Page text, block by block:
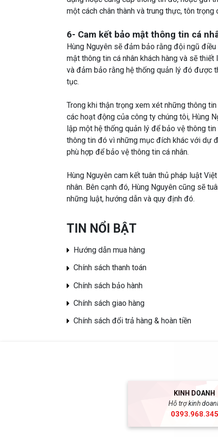
một cách chân thành và trung thực, tôn
6- Cam kết bảo mật thông tin cá
Hùng Nguyên sẽ đảm bảo rằng đội ngũ
mật thông tin cá nhân khách hàng và sẽ
và đảm bảo rằng hệ thống quản lý đó được
tục.
Trong khi thận trọng xem xét những thông
các hoạt động của công ty chúng tôi, Hùng
lập một hệ thống quản lý để bảo vệ thông
thông tin đó vì những mục đích khác với dự
phù hợp để bảo vệ thông tin cá nhân.
Hùng Nguyên cam kết tuân thủ pháp luật
nhân. Bên cạnh đó, Hùng Nguyên cũng sẽ
những luật, hướng dẫn và quy định đó.
TIN NỔI BẬT
Hướng dẫn mua hàng
Chính sách thanh toán
Chính sách bảo hành
Chính sách giao hàng
Chính sách đổi trả hàng & hoàn tiền
KINH DOANH
Hỗ trợ kinh
0393.968.345